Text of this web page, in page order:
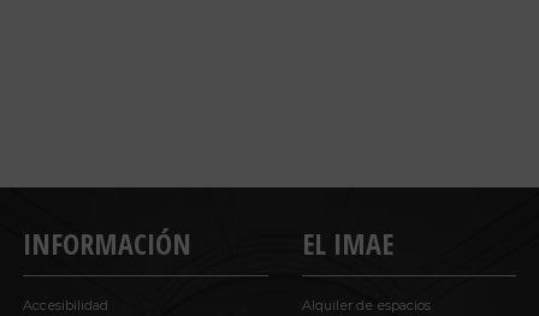
INFORMACIÓN
Accesibilidad
EL IMAE
Alquiler de espacios